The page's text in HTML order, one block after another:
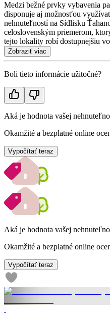
Medzi bežné prvky vybavenia
disponuje aj možnosťou
nehnuteľností na Sídlisku
celoslovenským priemerom,
tejto lokality robí dostupnejšiu
Zobraziť viac
Boli tieto informácie užitočné?
Aká je hodnota vašej
Okamžité a bezplatné online
Vypočítať teraz
Aká je hodnota vašej
Okamžité a bezplatné online
Vypočítať teraz